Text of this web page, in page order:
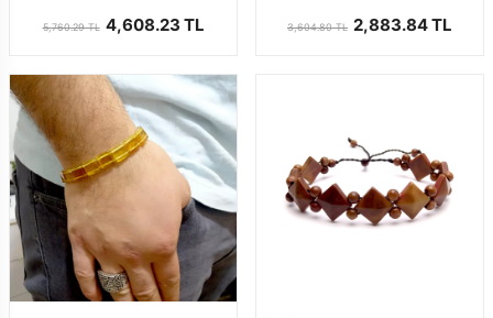
5,760.29 TL 4,608.23 TL 3,604.80 TL 2,883.84 TL